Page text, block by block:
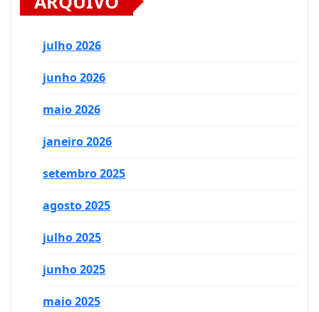
julho 2026
junho 2026
maio 2026
janeiro 2026
setembro 2025
agosto 2025
julho 2025
junho 2025
maio 2025